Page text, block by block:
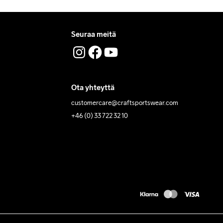
Seuraa meitä
Ota yhteyttä
customercare@craftsportswear.com
+46 (0) 33 722 32 10